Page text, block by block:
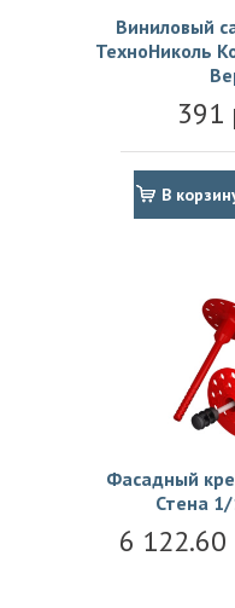
Виниловый
ТехноНиколь
391
В
Фасадный
Стена
6